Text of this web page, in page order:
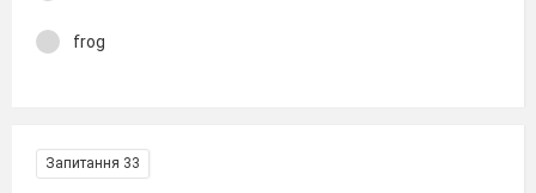
frog
Запитання 33